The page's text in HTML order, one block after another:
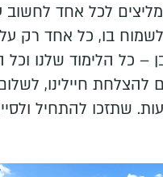
לכל אחד
בו, כל אחד רק
– כל הלימוד שלנו
להצלחת חיילינו,
שתזכו להתחיל